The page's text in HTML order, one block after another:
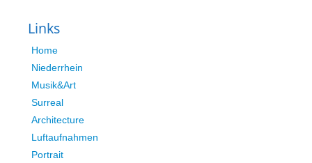
Links
Home
Niederrhein
Musik&Art
Surreal
Architecture
Luftaufnahmen
Portrait